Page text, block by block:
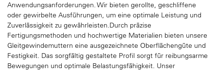
Anwendungsanforderungen. Wir bieten gerollte, geschliffene
oder gewirbelte Ausführungen, um eine optimale Leistung und
Zuverlässigkeit zu gewährleisten.Durch präzise
Fertigungsmethoden und hochwertige Materialien bieten unsere
Gleitgewindemuttern eine ausgezeichnete Oberflächengüte und
Festigkeit. Das sorgfältig gestaltete Profil sorgt für reibungsarme
Bewegungen und optimale Belastungsfähigkeit. Unser